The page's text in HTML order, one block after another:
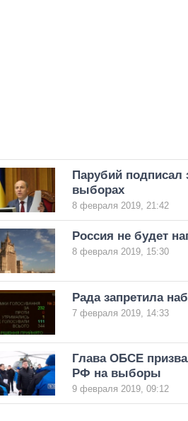
Парубий подписал
выборах
8 февраля 2019, 21:42
Россия не будет
8 февраля 2019, 15:30
Рада запретила
7 февраля 2019, 14:33
Глава ОБСЕ
РФ на выборы
9 февраля 2019, 09:12